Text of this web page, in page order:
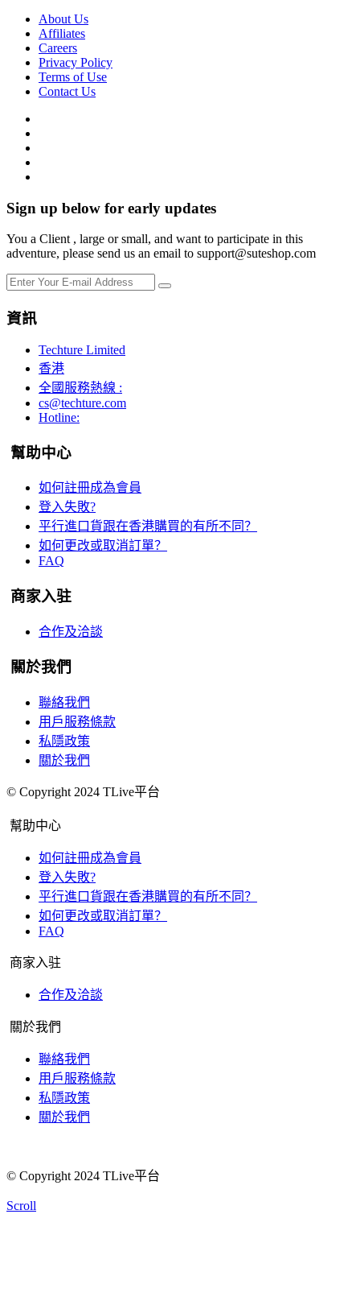
About Us
Affiliates
Careers
Privacy Policy
Terms of Use
Contact Us
Sign up below for early updates
You a Client , large or small, and want to participate in this
adventure, please send us an email to support@suteshop.com
資訊
Techture Limited
香港
全國服務熱線 :
cs@techture.com
Hotline:
幫助中心
如何註冊成為會員
登入失敗?
平行進口貨跟在香港購買的有所不同？
如何更改或取消訂單？
FAQ
商家入驻
合作及洽談
關於我們
聯絡我們
用戶服務條款
私隱政策
關於我們
© Copyright 2024 TLive平台
幫助中心
如何註冊成為會員
登入失敗?
平行進口貨跟在香港購買的有所不同？
如何更改或取消訂單？
FAQ
商家入驻
合作及洽談
關於我們
聯絡我們
用戶服務條款
私隱政策
關於我們
© Copyright 2024 TLive平台
Scroll